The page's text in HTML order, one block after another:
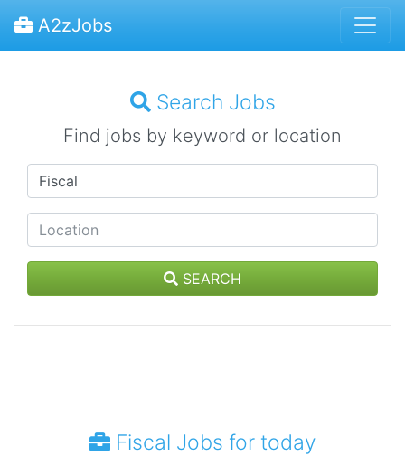
A2zJobs
Search Jobs
Find jobs by keyword or location
SEARCH
Fiscal Jobs for today